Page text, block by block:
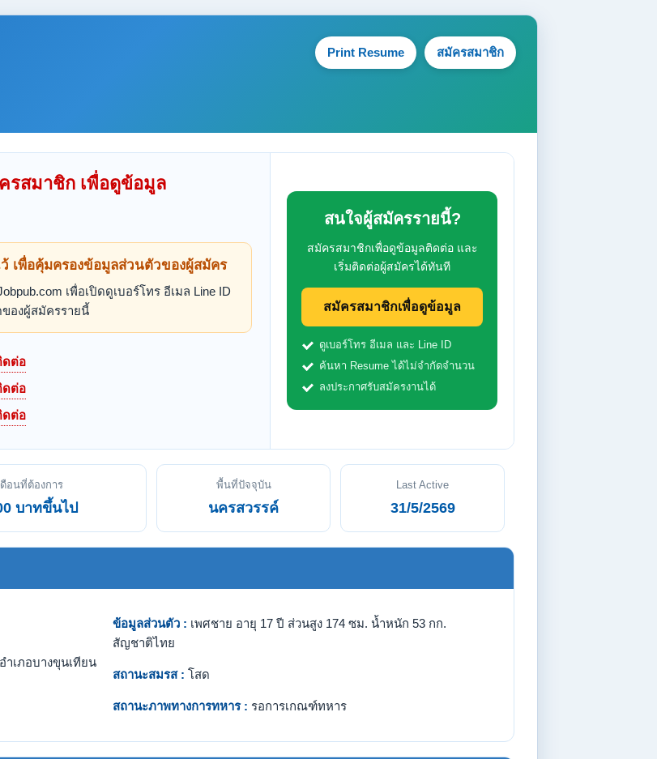
Print Resume สมัครสมาชิก
รสมาชิก เพื่อดูข้อมูล
เพื่อคุ้มครองข้อมูลส่วนตัวของผู้สมัคร
เพื่อเปิดดูเบอร์โทร อีเมล Line ID
องผู้สมัครรายนี้
ดต่อ
ดต่อ
ดต่อ
สนใจผู้สมัครรายนี้?
สมัครสมาชิกเพื่อดูข้อมูลติดต่อ และ
เริ่มติดต่อผู้สมัครได้ทันที
สมัครสมาชิกเพื่อดูข้อมูล
ดูเบอร์โทร อีเมล และ Line ID
ค้นหา Resume ได้ไม่จำกัดจำนวน
ลงประกาศรับสมัครงานได้
ดือนที่ต้องการ
บาทขึ้นไป
พื้นที่ปัจจุบัน
นครสวรรค์
Last Active
31/5/2569
ำเภอบางขุนเทียน
ข้อมูลส่วนตัว : เพศชาย อายุ 17 ปี ส่วนสูง 174 ซม. น้ำหนัก 53 กก.
สัญชาติไทย
สถานะสมรส : โสด
สถานะภาพทางการทหาร : รอการเกณฑ์ทหาร